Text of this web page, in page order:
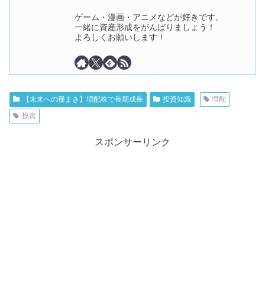
ゲーム・漫画・アニメなどが好きです。
一緒に資産形成をがんばりましょう！
よろしくお願いします！
【未来への種まき】増配株で長期成長 投資知識
増配
投資
スポンサーリンク